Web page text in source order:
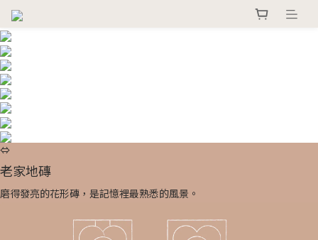
⇔
老家地磚
磨得發亮的花形磚，是記憶裡最熟悉的風景。